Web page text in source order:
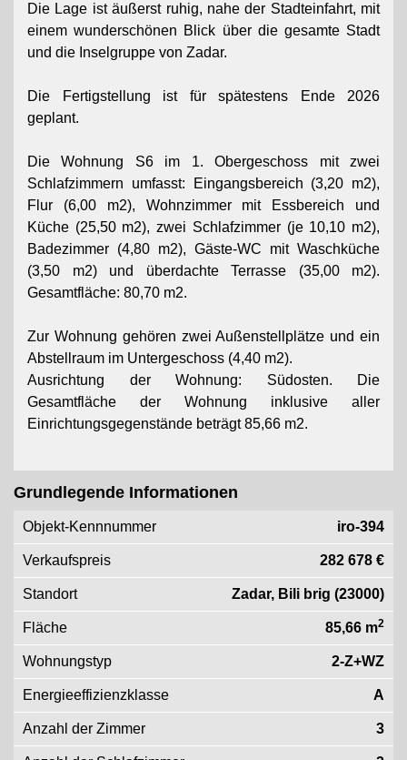
Die Lage ist äußerst ruhig, nahe der Stadteinfahrt, mit
einem wunderschönen Blick über die gesamte Stadt
und die Inselgruppe von Zadar.
Die Fertigstellung ist für spätestens Ende 2026
geplant.
Die Wohnung S6 im 1. Obergeschoss mit zwei
Schlafzimmern umfasst: Eingangsbereich (3,20 m2),
Flur (6,00 m2), Wohnzimmer mit Essbereich und
Küche (25,50 m2), zwei Schlafzimmer (je 10,10 m2),
Badezimmer (4,80 m2), Gäste-WC mit Waschküche
(3,50 m2) und überdachte Terrasse (35,00 m2).
Gesamtfläche: 80,70 m2.
Zur Wohnung gehören zwei Außenstellplätze und ein
Abstellraum im Untergeschoss (4,40 m2).
Ausrichtung der Wohnung: Südosten. Die
Gesamtfläche der Wohnung inklusive aller
Einrichtungsgegenstände beträgt 85,66 m2.
Grundlegende Informationen
Objekt-Kennnummer iro-394
Verkaufspreis 282 678 €
Standort Zadar, Bili brig (23000)
Fläche 85,66 m2
Wohnungstyp 2-Z+WZ
Energieeffizienzklasse A
Anzahl der Zimmer 3